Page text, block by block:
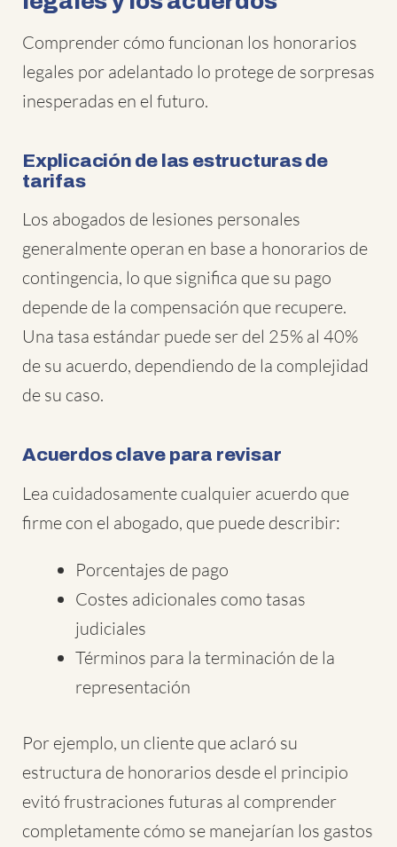
Comprender cómo funcionan los honorarios
legales por adelantado lo protege de sorpresas
inesperadas en el futuro.
Explicación de las estructuras de
tarifas
Los abogados de lesiones personales
generalmente operan en base a honorarios de
contingencia, lo que significa que su pago
depende de la compensación que recupere.
Una tasa estándar puede ser del 25% al 40%
de su acuerdo, dependiendo de la complejidad
de su caso.
Acuerdos clave para revisar
Lea cuidadosamente cualquier acuerdo que
firme con el abogado, que puede describir:
Porcentajes de pago
Costes adicionales como tasas
judiciales
Términos para la terminación de la
representación
Por ejemplo, un cliente que aclaró su
estructura de honorarios desde el principio
evitó frustraciones futuras al comprender
completamente cómo se manejarían los gastos